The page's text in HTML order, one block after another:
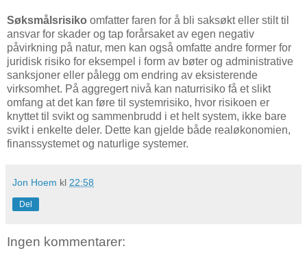
Søksmålsrisiko omfatter faren for å bli saksøkt eller stilt til
ansvar for skader og tap forårsaket av egen negativ
påvirkning på natur, men kan også omfatte andre former for
juridisk risiko for eksempel i form av bøter og administrative
sanksjoner eller pålegg om endring av eksisterende
virksomhet. På aggregert nivå kan naturrisiko få et slikt
omfang at det kan føre til systemrisiko, hvor risikoen er
knyttet til svikt og sammenbrudd i et helt system, ikke bare
svikt i enkelte deler. Dette kan gjelde både realøkonomien,
finanssystemet og naturlige systemer.
Jon Hoem kl 22:58
Del
Ingen kommentarer: